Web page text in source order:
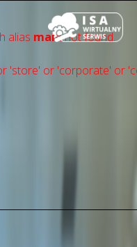
alias mainnot found.
'store' or 'сorporate' or